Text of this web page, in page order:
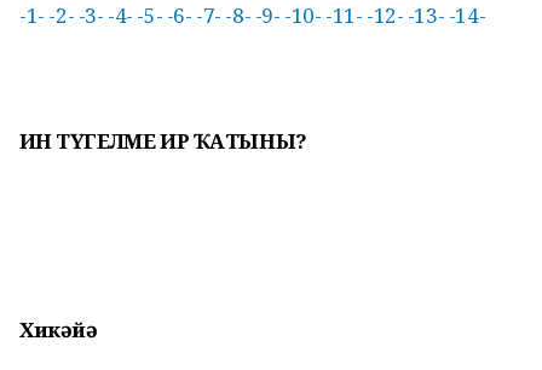
-1- -2- -3- -4- -5- -6- -7- -8- -9- -10- -11- -12- -13- -14-
ҺИН ТҮГЕЛМЕ ИР ҠАТЫНЫ?
Хикәйә